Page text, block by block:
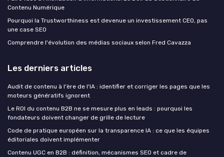
Contenu Numérique
Pourquoi la Trustworthiness est devenue un investissement CEO, pas
une case SEO
Comprendre l'évolution des médias sociaux selon Fred Cavazza
Les derniers articles
Audit de contenu à l'ère de l'IA : identifier et corriger les pages que les
moteurs génératifs ignorent
Le ROI du contenu B2B ne se mesure plus en leads : pourquoi les
fondateurs doivent changer de grille de lecture
Code de pratique européen sur la transparence IA : ce que les équipes
éditoriales doivent implémenter
Contenu UGC en B2B : définition, mécanismes SEO et cadre de